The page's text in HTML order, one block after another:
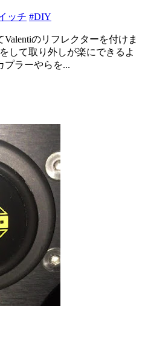
ッチ #DIY
のリフレクターを付けま
して取り外しが楽にできるよ
プラーやらを...